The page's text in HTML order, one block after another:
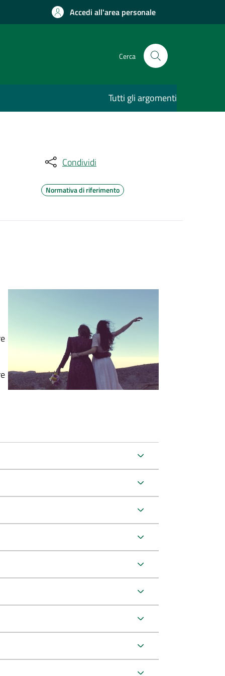
Accedi all'area personale
Cerca
Tutti gli argomenti
Condividi
Normativa di riferimento